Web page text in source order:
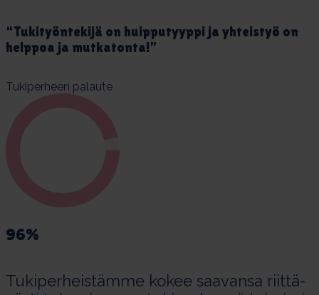
“Tu­ki­työn­te­ki­jä on huip­pu­tyyp­pi ja yh­teis­työ on
help­poa ja mut­ka­ton­ta!”
Tukiperheen palaute
96%
Tu­ki­per­heis­tämme ko­kee saa­van­sa riit­tä­